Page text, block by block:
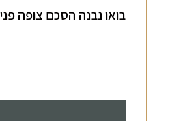
בואו נבנה הסכם צופה